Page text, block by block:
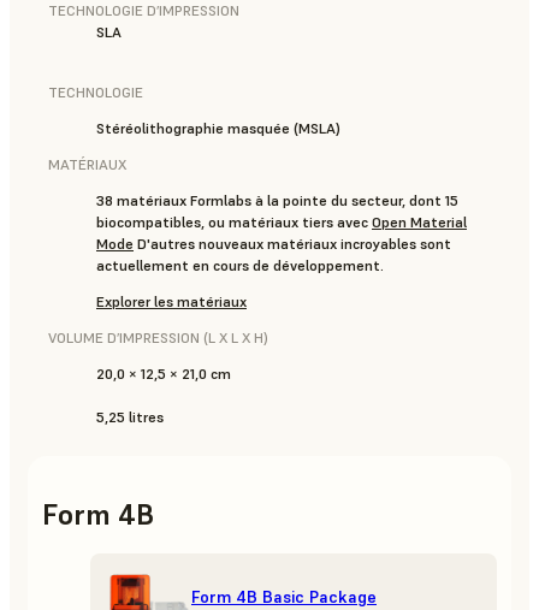
TECHNOLOGIE D’IMPRESSION
SLA
TECHNOLOGIE
Stéréolithographie masquée (MSLA)
MATÉRIAUX
38 matériaux Formlabs à la pointe du secteur, dont 15
biocompatibles, ou matériaux tiers avec Open Material
Mode D'autres nouveaux matériaux incroyables sont
actuellement en cours de développement.
Explorer les matériaux
VOLUME D’IMPRESSION (L X L X H)
20,0 × 12,5 × 21,0 cm
5,25 litres
Form 4B
Form 4B Basic Package